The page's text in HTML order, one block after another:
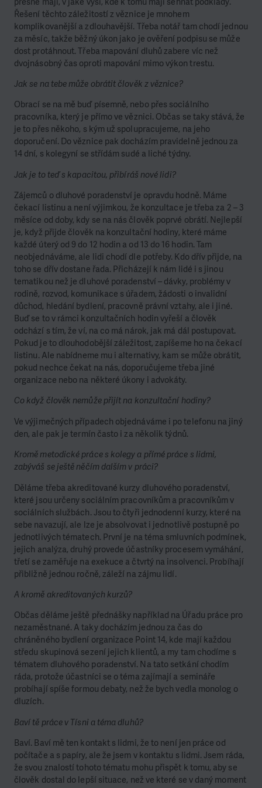
Řešení těchto záležitostí z věznice je mnohem
komplikovanější a zdlouhavější. Třeba notář tam chodí jednou
za měsíc, takže běžný úkon jako je ověření podpisu se může
dost protáhnout. Třeba mapování dluhů zabere víc než
dvojnásobný čas oproti mapování mimo výkon trestu.
Jak se na tebe může obrátit člověk z věznice?
Obrací se na mě buď písemně, nebo přes sociálního
pracovníka, který je přímo ve věznici. Občas se taky stává, že
je to přes někoho, s kým už spolupracujeme, na jeho
doporučení. Do věznice pak docházím pravidelně jednou za
14 dní, s kolegyní se střídám sudé a liché týdny.
Jak je to teď s kapacitou, přibíráš nové lidi?
Zájemců o dluhové poradenství je opravdu hodně. Máme
čekací listinu a není výjimkou, že konzultace je třeba za 2 – 3
měsíce od doby, kdy se na nás člověk poprvé obrátí. Nejlepší
je, když přijde člověk na konzultační hodiny, které máme
každé úterý od 9 do 12 hodin a od 13 do 16 hodin. Tam
neobjednáváme, ale lidi chodí dle potřeby. Kdo dřív přijde, na
toho se dřív dostane řada. Přicházejí k nám lidé i s jinou
tematikou než je dluhové poradenství – dávky, problémy v
rodině, rozvod, komunikace s úřadem, žádosti o invalidní
důchod, hledání bydlení, pracovně právní vztahy, ale i jiné.
Buď se to v rámci konzultačních hodin vyřeší a člověk
odchází s tím, že ví, na co má nárok, jak má dál postupovat.
Pokud je to dlouhodobější záležitost, zapíšeme ho na čekací
listinu. Ale nabídneme mu i alternativy, kam se může obrátit,
pokud nechce čekat na nás, doporučujeme třeba jiné
organizace nebo na některé úkony i advokáty.
Co když člověk nemůže přijít na konzultační hodiny?
Ve výjimečných případech objednáváme i po telefonu na jiný
den, ale pak je termín často i za několik týdnů.
Kromě metodické práce s kolegy a přímé práce s lidmi,
zabýváš se ještě něčím dalším v práci?
Děláme třeba akreditované kurzy dluhového poradenství,
které jsou určeny sociálním pracovníkům a pracovníkům v
sociálních službách. Jsou to čtyři jednodenní kurzy, které na
sebe navazují, ale lze je absolvovat i jednotlivě postupně po
jednotlivých tématech. První je na téma smluvních podmínek,
jejich analýza, druhý provede účastníky procesem vymáhání,
třetí se zaměřuje na exekuce a čtvrtý na insolvenci. Probíhají
přibližně jednou ročně, záleží na zájmu lidí.
A kromě akreditovaných kurzů?
Občas děláme ještě přednášky například na Úřadu práce pro
nezaměstnané. A taky docházím jednou za čas do
chráněného bydlení organizace Point 14, kde mají každou
středu skupinová sezení jejich klientů, a my tam chodíme s
tématem dluhového poradenství. Na tato setkání chodím
ráda, protože účastníci se o téma zajímají a semináře
probíhají spíše formou debaty, než že bych vedla monolog o
dluzích.
Baví tě práce v Tísni a téma dluhů?
Baví. Baví mě ten kontakt s lidmi, že to není jen práce od
počítače a s papíry, ale že jsem v kontaktu s lidmi. Jsem ráda,
že svou znalostí tohoto tématu mohu přispět k tomu, aby se
člověk dostal do lepší situace, než ve které se v daný moment